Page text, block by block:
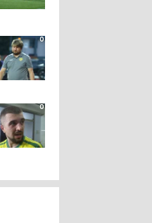
0
0